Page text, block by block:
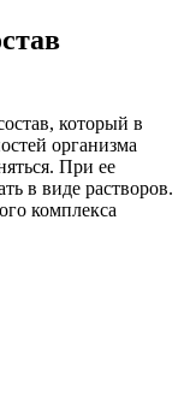
который в
организма
При ее
в виде растворов.
комплекса